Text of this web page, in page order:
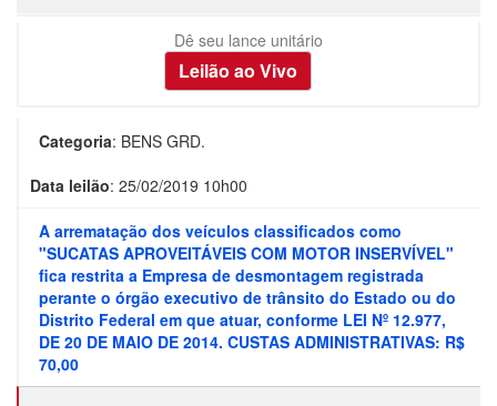
Dê seu lance unitário
Categoria: BENS GRD.
Data leilão: 25/02/2019 10h00
A arrematação dos veículos classificados como
"SUCATAS APROVEITÁVEIS COM MOTOR INSERVÍVEL"
fica restrita a Empresa de desmontagem registrada
perante o órgão executivo de trânsito do Estado ou do
Distrito Federal em que atuar, conforme LEI Nº 12.977,
DE 20 DE MAIO DE 2014. CUSTAS ADMINISTRATIVAS: R$
70,00